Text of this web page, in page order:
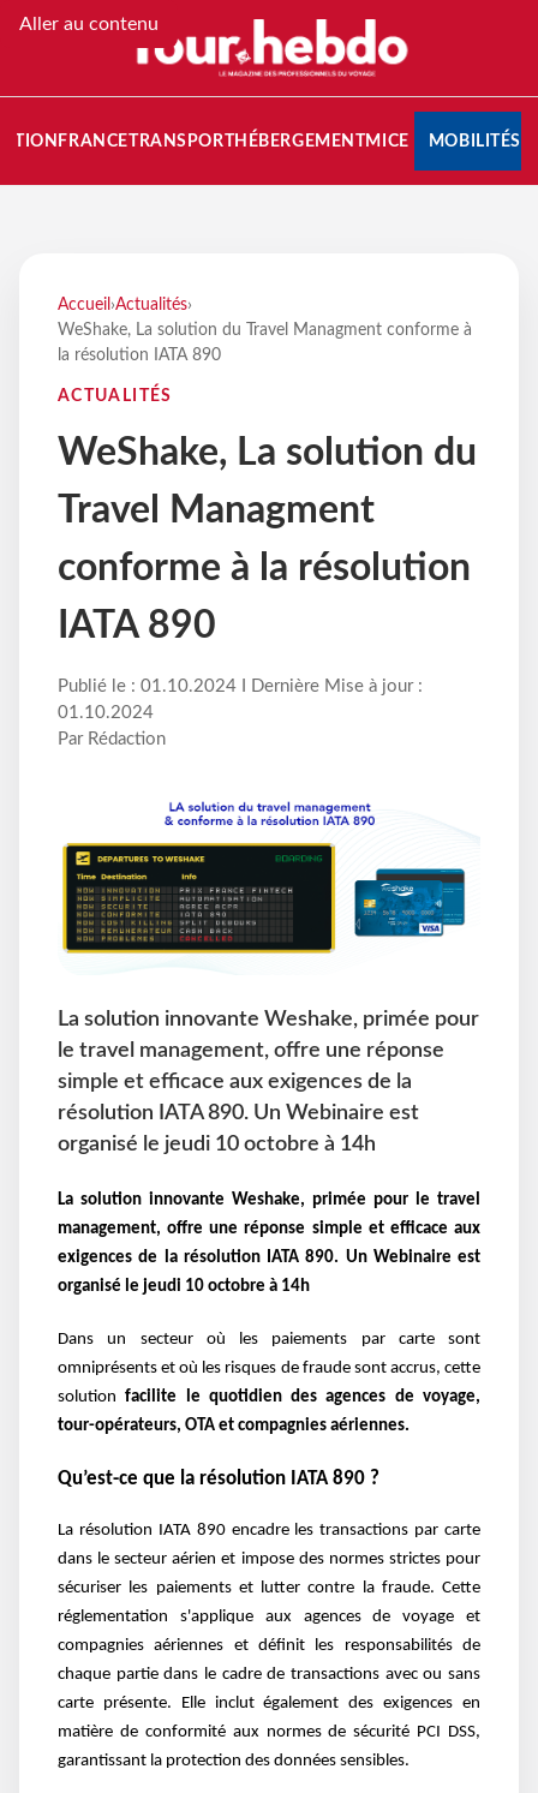
Aller au contenu
FRANCETRANSPORT HÉBERGEMENTMICE MOBILITÉS
Accueil ›Actualités›
WeShake, La solution du Travel Managment conforme à
la résolution IATA 890
ACTUALITÉS
WeShake, La solution du
Travel Managment
conforme à la résolution
IATA 890
Publié le : 01.10.2024 I Dernière Mise à jour :
01.10.2024
Par Rédaction
La solution innovante Weshake, primée pour
le travel management, offre une réponse
simple et efficace aux exigences de la
résolution IATA 890. Un Webinaire est
organisé le jeudi 10 octobre à 14h
La solution innovante Weshake, primée pour le travel
management, offre une réponse simple et efficace aux
exigences de la résolution IATA 890. Un Webinaire est
organisé le jeudi 10 octobre à 14h
Dans un secteur où les paiements par carte sont
omniprésents et où les risques de fraude sont accrus, cette
solution facilite le quotidien des agences de voyage,
tour-opérateurs, OTA et compagnies aériennes.
Qu’est-ce que la résolution IATA 890 ?
La résolution IATA 890 encadre les transactions par carte
dans le secteur aérien et impose des normes strictes pour
sécuriser les paiements et lutter contre la fraude. Cette
réglementation s'applique aux agences de voyage et
compagnies aériennes et définit les responsabilités de
chaque partie dans le cadre de transactions avec ou sans
carte présente. Elle inclut également des exigences en
matière de conformité aux normes de sécurité PCI DSS,
garantissant la protection des données sensibles.